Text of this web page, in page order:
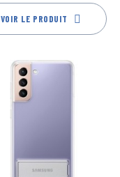
VOIR LE PRODUIT